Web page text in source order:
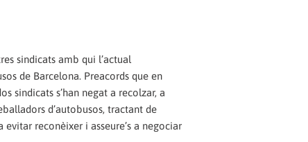
sindicats amb qui l’actual
de Barcelona. Preacords que en
sindicats s’han negat a recolzar, a
d’autobusos, tractant de
reconèixer i asseure’s a negociar